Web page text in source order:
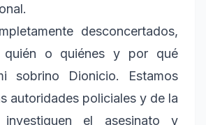
desconcertados,
quién o quiénes y por qué
sobrino Dionicio. Estamos
autoridades policiales y de la
el asesinato y